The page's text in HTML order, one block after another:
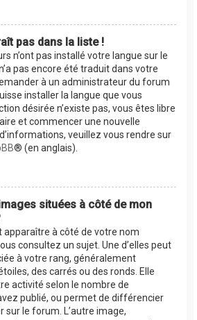
pas dans la liste !
n’ont pas installé votre langue sur le
pas encore été traduit dans votre
à un administrateur du forum
installer la langue que vous
désirée n’existe pas, vous êtes libre
et commencer une nouvelle
veuillez vous rendre sur
® (en anglais).
situées à côté de mon
apparaître à côté de votre nom
consultez un sujet. Une d’elles peut
à votre rang, généralement
des carrés ou des ronds. Elle
activité selon le nombre de
publié, ou permet de différencier
le forum. L’autre image,